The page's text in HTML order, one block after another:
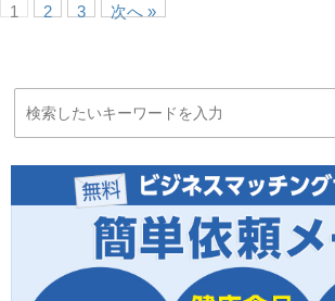
1 2 3 次へ »